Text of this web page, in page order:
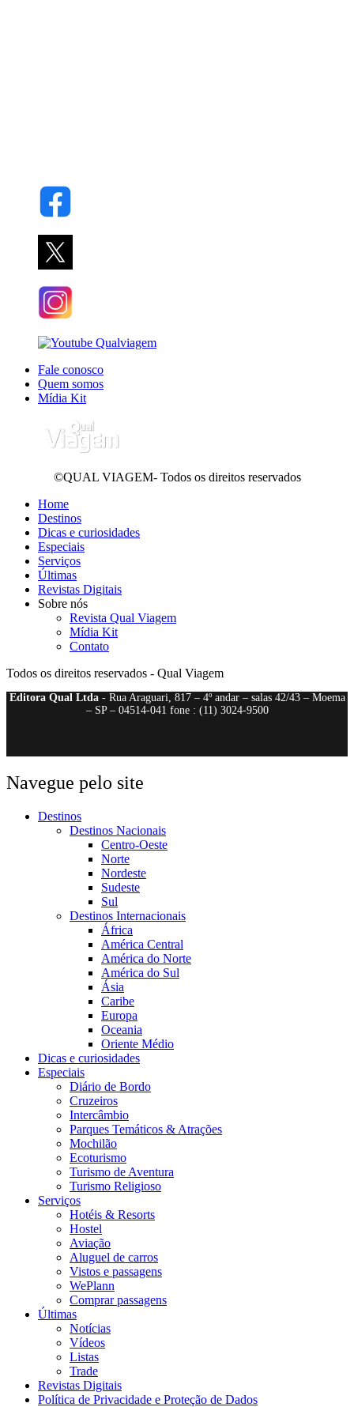
Fale conosco
Quem somos
Mídia Kit
©QUAL VIAGEM- Todos os direitos reservados
Home
Destinos
Dicas e curiosidades
Especiais
Serviços
Últimas
Revistas Digitais
Sobre nós
Revista Qual Viagem
Mídia Kit
Contato
Todos os direitos reservados - Qual Viagem
Editora Qual Ltda- Rua Araguari, 817 – 4º andar – salas 42/43 – Moema
– SP – 04514-041 fone : (11) 3024-9500
Navegue pelo site
Destinos
Destinos Nacionais
Centro-Oeste
Norte
Nordeste
Sudeste
Sul
Destinos Internacionais
África
América Central
América do Norte
América do Sul
Ásia
Caribe
Europa
Oceania
Oriente Médio
Dicas e curiosidades
Especiais
Diário de Bordo
Cruzeiros
Intercâmbio
Parques Temáticos & Atrações
Mochilão
Ecoturismo
Turismo de Aventura
Turismo Religioso
Serviços
Hotéis & Resorts
Hostel
Aviação
Aluguel de carros
Vistos e passagens
WePlann
Comprar passagens
Últimas
Notícias
Vídeos
Listas
Trade
Revistas Digitais
Política de Privacidade e Proteção de Dados